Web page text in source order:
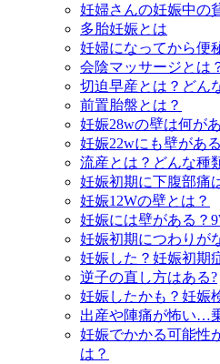
妊婦さんの妊娠中の
多胎妊娠とは
妊婦になってから便
会陰マッサージとは
切迫早産とは？どん
前置胎盤とは？
妊娠28wの壁は何が
妊娠22wにも壁があ
流産とは？どんな種
妊娠初期に下腹部痛
妊娠12Wの壁とは？
妊娠には壁がある？
妊娠初期につわりが
妊娠した？妊娠初期
逆子の直し方はある?
妊娠したかも？妊娠
出産や陣痛が怖い…
妊娠でかかる可能性
は？